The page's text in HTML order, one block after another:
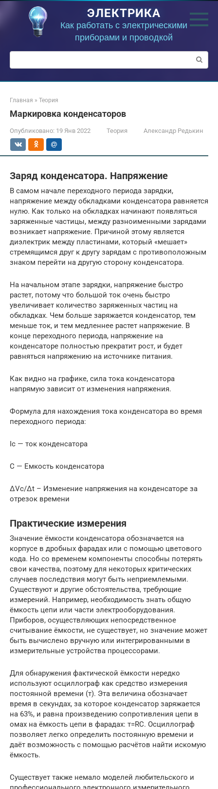
ЭЛЕКТРИКА
Как работать с электрическими
приборами и проводкой
Поиск:
Главная » Теория
Маркировка конденсаторов
Опубликовано: 19 Янв 2022 Теория Александр Редькин
Заряд конденсатора. Напряжение
В самом начале переходного периода зарядки,
напряжение между обкладками конденсатора равняется
нулю. Как только на обкладках начинают появляться
заряженные частицы, между разноименными зарядами
возникает напряжение. Причиной этому является
диэлектрик между пластинами, который «мешает»
стремящимся друг к другу зарядам с противоположным
знаком перейти на другую сторону конденсатора.
На начальном этапе зарядки, напряжение быстро
растет, потому что большой ток очень быстро
увеличивает количество заряженных частиц на
обкладках. Чем больше заряжается конденсатор, тем
меньше ток, и тeм медленнее растет напряжение. В
конце переходного периода, напряжение на
конденсаторе полностью прекратит рост, и будет
равняться напряжению на источнике питания.
Как видно на графике, сила тока конденсатора
напрямую зависит от изменения напряжения.
Формула для нахождения тока конденсатора во время
переходного периода:
Ic — ток конденсатора
C — Емкость конденсатора
ΔVc/Δt – Изменение напряжения на конденсаторе за
отрезок времени
Практические измерения
Значение ёмкости конденсатора обозначается на
корпусе в дробных фарадах или с помощью цветового
кода. Но со временем компоненты способны потерять
свои качества, поэтому для некоторых критических
случаев последствия могут быть неприемлемыми.
Существуют и другие обстоятельства, требующие
измерений. Например, необходимость знать общую
ёмкость цепи или части электрооборудования.
Приборов, осуществляющих непосредственное
считывание ёмкости, не существует, но значение может
быть вычислено вручную или интегрированными в
измерительные устройства процессорами.
Для обнаружения фактической ёмкости нередко
используют осциллограф как средство измерения
постоянной времени (т). Эта величина обозначает
время в секундах, за которое конденсатор заряжается
на 63%, и равна произведению сопротивления цепи в
омах на ёмкость цепи в фарадах: т=RC. Осциллограф
позволяет легко определить постоянную времени и
даёт возможность с помощью расчётов найти искомую
ёмкость.
Существует также немало моделей любительского и